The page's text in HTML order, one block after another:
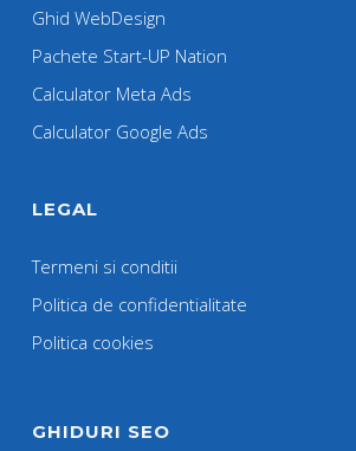
Ghid WebDesign
Pachete Start-UP Nation
Calculator Meta Ads
Calculator Google Ads
LEGAL
Termeni si conditii
Politica de confidentialitate
Politica cookies
GHIDURI SEO